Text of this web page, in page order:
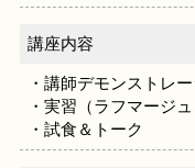
講座内容
・講師デモンストレ
・実習（ラフマージュ
・試食＆トーク